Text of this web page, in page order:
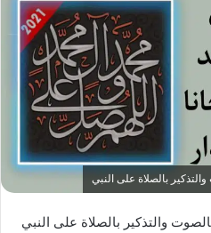
بالصلاة على النبي
والتذكير بالصلاة على النبي